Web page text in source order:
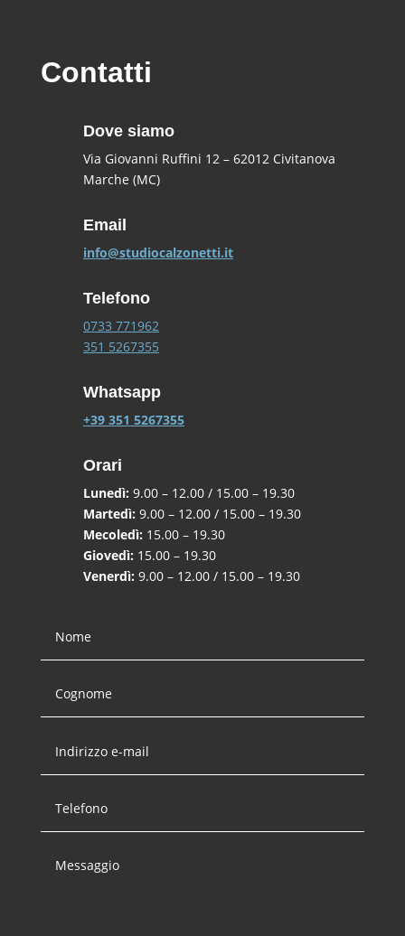
Contatti
Dove siamo
Via Giovanni Ruffini 12 – 62012 Civitanova
Marche (MC)
Email
info@studiocalzonetti.it
Telefono
0733 771962
351 5267355
Whatsapp
+39 351 5267355
Orari
Lunedì: 9.00 – 12.00 / 15.00 – 19.30
Martedì: 9.00 – 12.00 / 15.00 – 19.30
Mecoledì: 15.00 – 19.30
Giovedì: 15.00 – 19.30
Venerdì: 9.00 – 12.00 / 15.00 – 19.30